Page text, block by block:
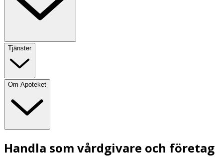
Tjänster
Om Apoteket
Handla som vårdgivare och företag